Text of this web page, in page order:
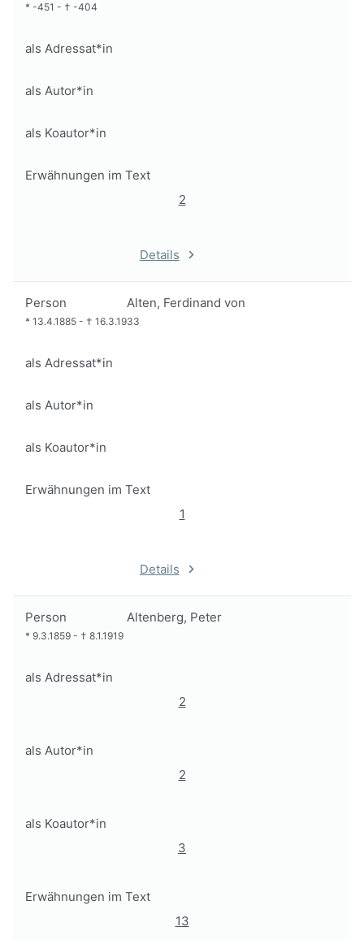
* -451 - † -404
als Adressat*in
als Autor*in
als Koautor*in
Erwähnungen im Text
2
Details
Person Alten, Ferdinand von
* 13.4.1885 - † 16.3.1933
als Adressat*in
als Autor*in
als Koautor*in
Erwähnungen im Text
1
Details
Person Altenberg, Peter
* 9.3.1859 - † 8.1.1919
als Adressat*in
2
als Autor*in
2
als Koautor*in
3
Erwähnungen im Text
13